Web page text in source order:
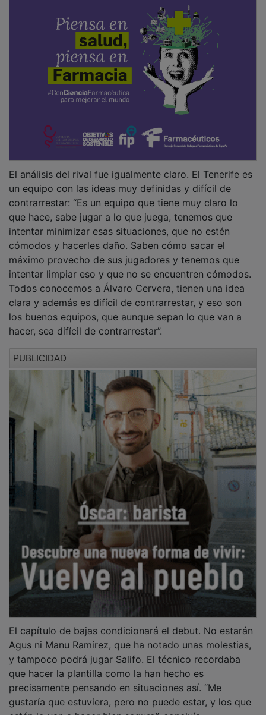
un equipo con las ideas muy definidas y difícil de
contrarrestar: “Es un equipo que tiene muy claro lo
que hace, sabe jugar a lo que juega, tenemos que
intentar minimizar esas situaciones, que no estén
cómodos y hacerles daño. Saben cómo sacar el
máximo provecho de sus jugadores y tenemos que
intentar limpiar eso y que no se encuentren cómodos.
Todos conocemos a Álvaro Cervera, tienen una idea
clara y además es difícil de contrarrestar, y eso son
los buenos equipos, que aunque sepan lo que van a
hacer, sea difícil de contrarrestar”.
Agus ni Manu Ramírez, que ha notado unas molestias,
y tampoco podrá jugar Salifo. El técnico recordaba
que hacer la plantilla como la han hecho es
precisamente pensando en situaciones así. “Me
gustaría que estuviera, pero no puede estar, y los que
están lo van a hacer bien seguro”, concluía.